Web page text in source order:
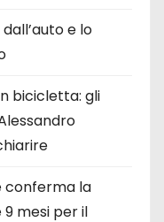
e lo
bicicletta: gli
conferma la
9 mesi per il